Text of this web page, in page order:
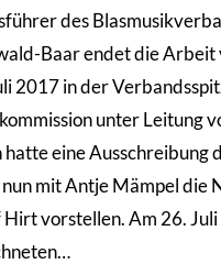
des
Baar endet die Arbeit
2017 in der
unter Leitung
hatte eine Ausschreibung
nun mit Antje Mämpel die
Hirt vorstellen. Am 26. Juli